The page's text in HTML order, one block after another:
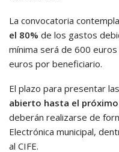
La convocatoria
el 80% de los gastos
mínima será de 600
euros por beneficiario.
El plazo para presentar
abierto hasta el
deberán realizarse de
Electrónica municipal,
al CIFE.